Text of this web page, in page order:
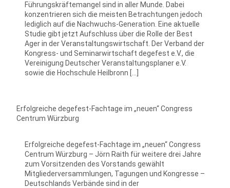
Führungskräftemangel sind in aller Munde. Dabei
konzentrieren sich die meisten Betrachtungen jedoch
lediglich auf die Nachwuchs-Generation. Eine aktuelle
Studie gibt jetzt Aufschluss über die Rolle der Best
Ager in der Veranstaltungswirtschaft. Der Verband der
Kongress- und Seminarwirtschaft degefest e.V., die
Vereinigung Deutscher Veranstaltungsplaner e.V.
sowie die Hochschule Heilbronn […]
Erfolgreiche degefest-Fachtage im „neuen“ Congress
Centrum Würzburg
Erfolgreiche degefest-Fachtage im „neuen“ Congress
Centrum Würzburg – Jörn Raith für weitere drei Jahre
zum Vorsitzenden des Vorstands gewählt
Mitgliederversammlungen, Tagungen und Kongresse –
Deutschlands Verbände sind in der